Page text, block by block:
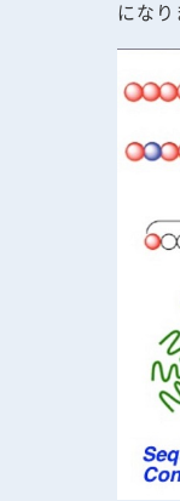
になり